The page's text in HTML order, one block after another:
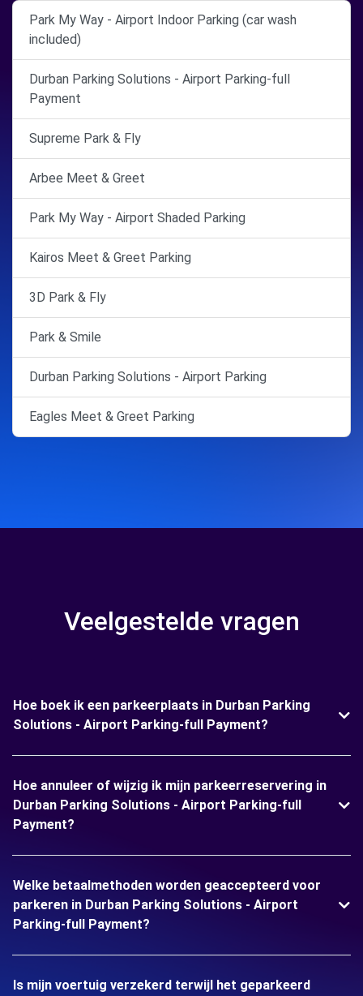
Park My Way - Airport Indoor Parking (car wash
included)
Durban Parking Solutions - Airport Parking-full
Payment
Supreme Park & Fly
Arbee Meet & Greet
Park My Way - Airport Shaded Parking
Kairos Meet & Greet Parking
3D Park & Fly
Park & Smile
Durban Parking Solutions - Airport Parking
Eagles Meet & Greet Parking
Veelgestelde vragen
Hoe boek ik een parkeerplaats in Durban Parking
Solutions - Airport Parking-full Payment?
Hoe annuleer of wijzig ik mijn parkeerreservering in
Durban Parking Solutions - Airport Parking-full
Payment?
Welke betaalmethoden worden geaccepteerd voor
parkeren in Durban Parking Solutions - Airport
Parking-full Payment?
Is mijn voertuig verzekerd terwijl het geparkeerd